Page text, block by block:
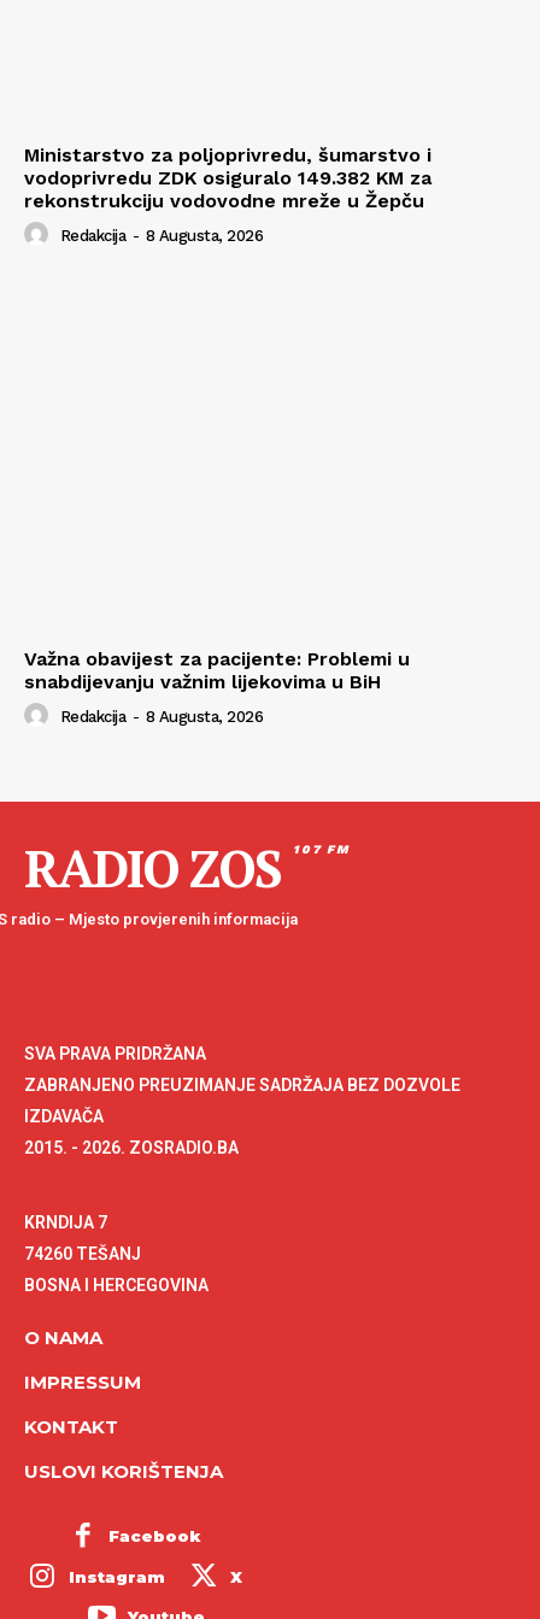
Ministarstvo za poljoprivredu, šumarstvo i
vodoprivredu ZDK osiguralo 149.382 KM za
rekonstrukciju vodovodne mreže u Žepču
Redakcija - 8 Augusta, 2026
Važna obavijest za pacijente: Problemi u
snabdijevanju važnim lijekovima u BiH
Redakcija - 8 Augusta, 2026
RADIO ZOS 107 FM
radio – Mjesto provjerenih informacija
SVA PRAVA PRIDRŽANA
ZABRANJENO PREUZIMANJE SADRŽAJA BEZ DOZVOLE
IZDAVAČA
2015. - 2026. ZOSRADIO.BA
KRNDIJA 7
74260 TEŠANJ
BOSNA I HERCEGOVINA
O NAMA
IMPRESSUM
KONTAKT
USLOVI KORIŠTENJA
Facebook
Instagram X